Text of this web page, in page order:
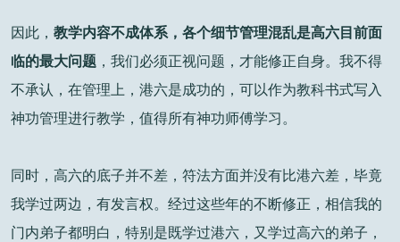
因此，教学内容不成体系，各个细节管理混乱是高六目前面
临的最大问题 ，我们必须正视问题，才能修正自身。我不得
不承认，在管理上，港六是成功的，可以作为教科书式写入
神功管理进行教学，值得所有神功师傅学习。
同时，高六的底子并不差，符法方面并没有比港六差，毕竟
我学过两边，有发言权。经过这些年的不断修正，相信我的
门内弟子都明白，特别是既学过港六，又学过高六的弟子，